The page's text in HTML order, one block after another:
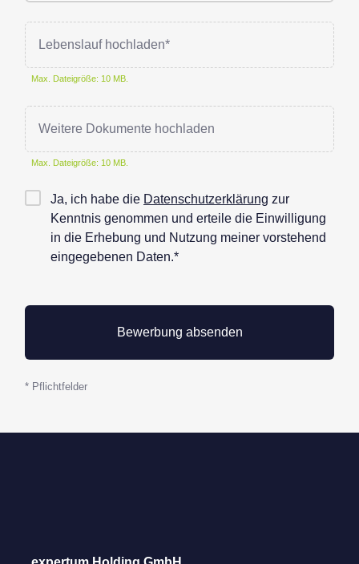
Lebenslauf hochladen*
Max. Dateigröße: 10 MB.
Weitere Dokumente hochladen
Max. Dateigröße: 10 MB.
Checkbox
Datenschutz*
Ja, ich habe die Datenschutzerklärung zur
Kenntnis genommen und erteile die Einwilligung
in die Erhebung und Nutzung meiner vorstehend
eingegebenen Daten.*
* Pflichtfelder